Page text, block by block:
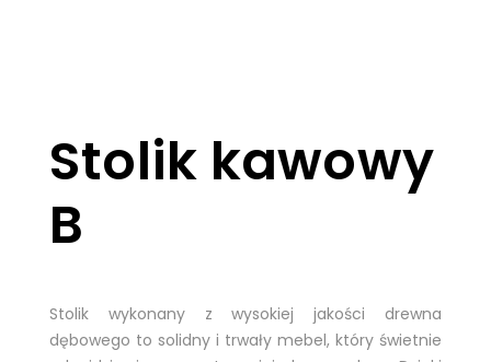
Stolik kawowy
B
Stolik wykonany z wysokiej jakości drewna
dębowego to solidny i trwały mebel, który świetnie